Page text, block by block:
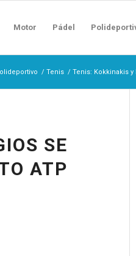
Motor Pádel
/ Tenis / Tenis: Kokkinakis y
SE
ATP